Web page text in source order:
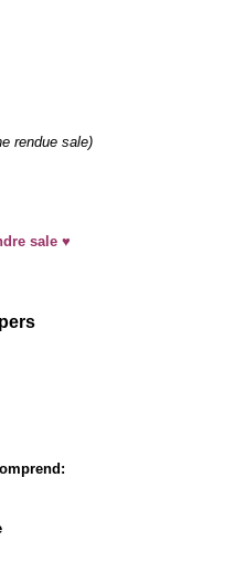
rendue sale)
sale ♥